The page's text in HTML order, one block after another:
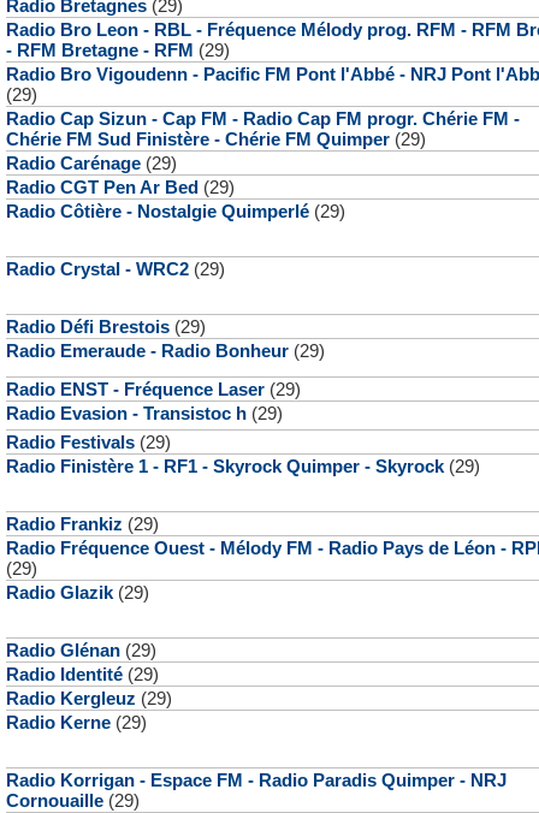
Radio Bretagnes (29)
Radio Bro Leon - RBL - Fréquence Mélody prog. RFM - RFM
- RFM Bretagne - RFM (29)
Radio Bro Vigoudenn - Pacific FM Pont l'Abbé - NRJ Pont
(29)
Radio Cap Sizun - Cap FM - Radio Cap FM progr. Chérie FM -
Chérie FM Sud Finistère - Chérie FM Quimper (29)
Radio Carénage (29)
Radio CGT Pen Ar Bed (29)
Radio Côtière - Nostalgie Quimperlé (29)
Radio Crystal - WRC2 (29)
Radio Défi Brestois (29)
Radio Emeraude - Radio Bonheur (29)
Radio ENST - Fréquence Laser (29)
Radio Evasion - Transistoc h (29)
Radio Festivals (29)
Radio Finistère 1 - RF1 - Skyrock Quimper - Skyrock (29)
Radio Frankiz (29)
Radio Fréquence Ouest - Mélody FM - Radio Pays de Léon -
(29)
Radio Glazik (29)
Radio Glénan (29)
Radio Identité (29)
Radio Kergleuz (29)
Radio Kerne (29)
Radio Korrigan - Espace FM - Radio Paradis Quimper - NRJ
Cornouaille (29)